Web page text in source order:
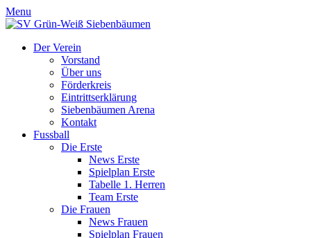
Menu
Der Verein
Vorstand
Über uns
Förderkreis
Eintrittserklärung
Siebenbäumen Arena
Kontakt
Fussball
Die Erste
News Erste
Spielplan Erste
Tabelle 1. Herren
Team Erste
Die Frauen
News Frauen
Spielplan Frauen